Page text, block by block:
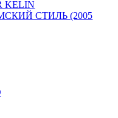
KELIN
СТИЛЬ (2005